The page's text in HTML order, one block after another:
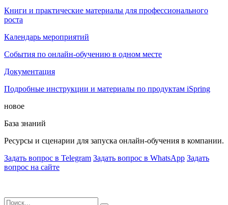
Книги и практические материалы для профессионального
роста
Календарь мероприятий
События по онлайн-обучению в одном месте
Документация
Подробные инструкции и материалы по продуктам iSpring
новое
База знаний
Ресурсы и сценарии для запуска онлайн-обучения в компании.
Задать вопрос в Telegram Задать вопрос в WhatsApp Задать
вопрос на сайте